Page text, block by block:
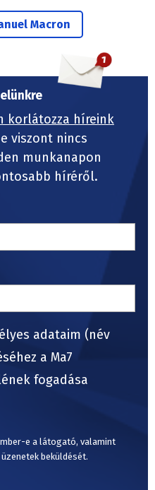
Macron
korlátozza híreink
viszont nincs
munkanapon
híréről.
adataim (név
a Ma7
fogadása
e a látogató, valamint
beküldését.